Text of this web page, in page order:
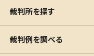
裁判所を探す
裁判例を調べる